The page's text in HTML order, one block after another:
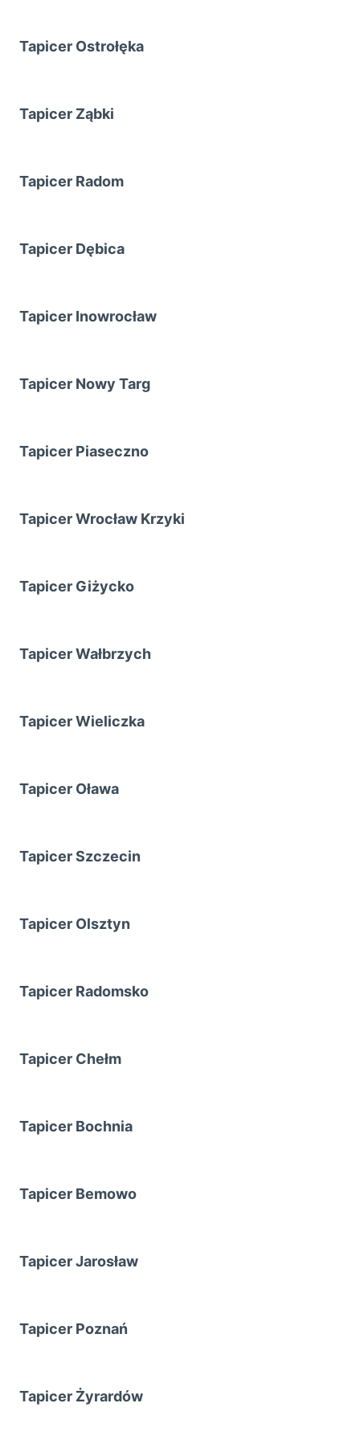
Tapicer Ostrołęka
Tapicer Ząbki
Tapicer Radom
Tapicer Dębica
Tapicer Inowrocław
Tapicer Nowy Targ
Tapicer Piaseczno
Tapicer Wrocław Krzyki
Tapicer Giżycko
Tapicer Wałbrzych
Tapicer Wieliczka
Tapicer Oława
Tapicer Szczecin
Tapicer Olsztyn
Tapicer Radomsko
Tapicer Chełm
Tapicer Bochnia
Tapicer Bemowo
Tapicer Jarosław
Tapicer Poznań
Tapicer Żyrardów